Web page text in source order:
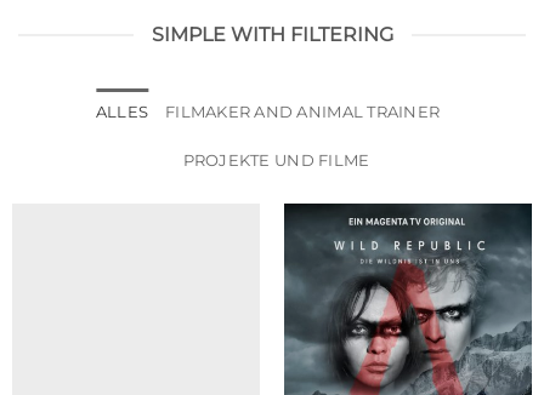
SIMPLE WITH FILTERING
ALLES FILMAKER AND ANIMAL TRAINER
PROJEKTE UND FILME